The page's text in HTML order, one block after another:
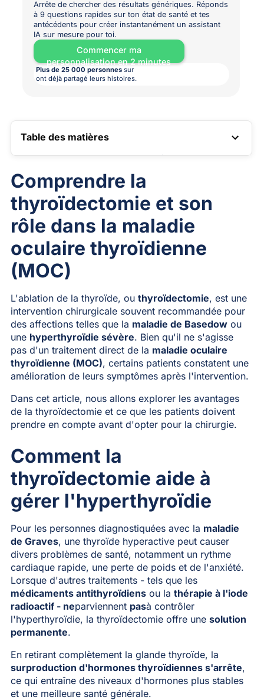
Arrête de chercher des résultats génériques. Réponds
à 9 questions rapides sur ton état de santé et tes
antécédents pour créer instantanément un assistant
IA sur mesure pour toi.
Commencer ma
personnalisation en 2 minutes
Plus de 25 000 personnessur
ont déjà partagé leurs histoires.
Table des matières
Comprendre la
thyroïdectomie et son
rôle dans la maladie
oculaire thyroïdienne
(MOC)
L'ablation de la thyroïde, ou thyroïdectomie, est une
intervention chirurgicale souvent recommandée pour
des affections telles que la maladie de Basedowou
une hyperthyroïdie sévère. Bien qu'il ne s'agisse
pas d'un traitement direct de la maladie oculaire
thyroïdienne (MOC), certains patients constatent une
amélioration de leurs symptômes après l'intervention.
Dans cet article, nous allons explorer les avantages
de la thyroïdectomie et ce que les patients doivent
prendre en compte avant d'opter pour la chirurgie.
Comment la
thyroïdectomie aide à
gérer l'hyperthyroïdie
Pour les personnes diagnostiquées avec la maladie
de Graves, une thyroïde hyperactive peut causer
divers problèmes de santé, notamment un rythme
cardiaque rapide, une perte de poids et de l'anxiété.
Lorsque d'autres traitements - tels que les
médicaments antithyroïdiensou la thérapie à l'iode
radioactif - neparviennent pasà contrôler
l'hyperthyroïdie, la thyroïdectomie offre une solution
permanente.
En retirant complètement la glande thyroïde, la
surproduction d'hormones thyroïdiennes s'arrête,
ce qui entraîne des niveaux d'hormones plus stables
et une meilleure santé générale.